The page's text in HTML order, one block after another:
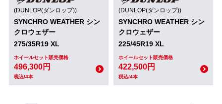
(DUNLOP(ダンロップ))
SYNCHRO WEATHER シン
クロウェザー
275/35R19 XL
ホイールセット販売価格
496,300円
税込/4本
(DUNLOP(ダンロップ))
SYNCHRO WEATHER シン
クロウェザー
225/45R19 XL
ホイールセット販売価格
422,500円
税込/4本